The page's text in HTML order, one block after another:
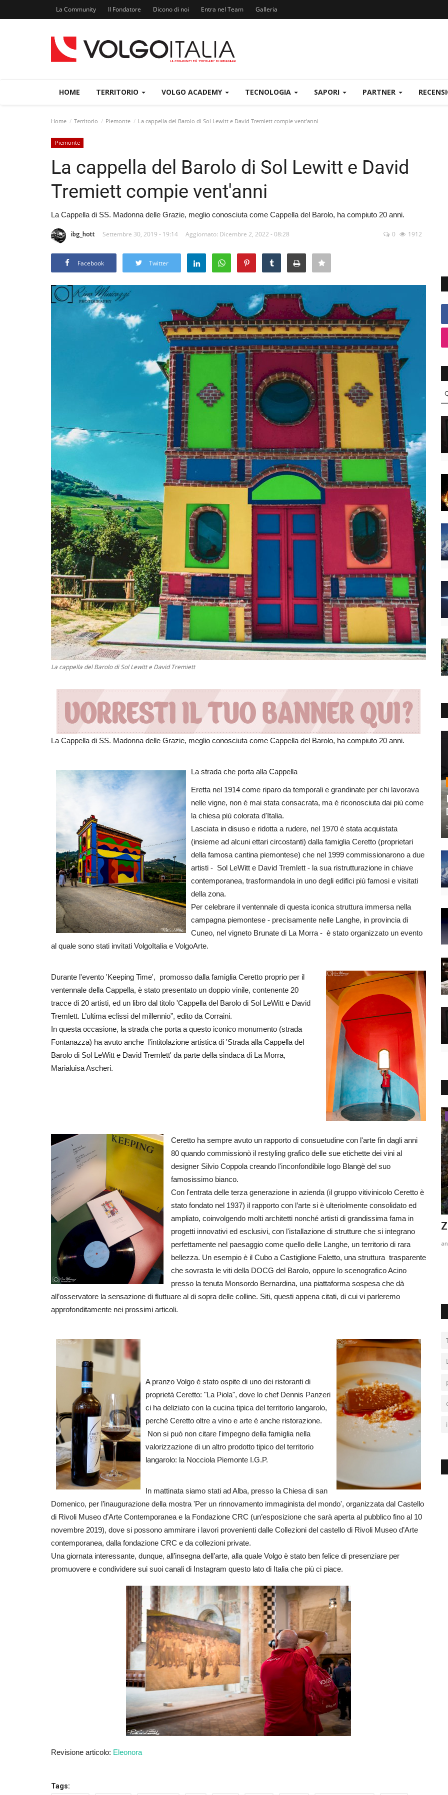
La Community Il Fondatore Dicono di noi Entra nel Team Galleria
HOME TERRITORIO VOLGO ACADEMY TECNOLOGIA SAPORI PARTNER
Home Territorio Piemonte La cappella del Barolo di Sol Lewitt e David Tremiett compie vent'anni
Piemonte
La cappella del Barolo di Sol Lewitt e David
Tremiett compie vent'anni
La Cappella di SS. Madonna delle Grazie, meglio conosciuta come Cappella del Barolo, ha compiuto 20 anni.
ibg_hott Settembre 30, 2019 - 19:14 Aggiornato: Dicembre 2, 2022 - 08:28 0 1912
Facebook Twitter
La cappella del Barolo di Sol Lewitt e David Tremiett
La Cappella di SS. Madonna delle Grazie, meglio conosciuta come Cappella del Barolo, ha compiuto 20 anni.
La strada che porta alla Cappella
Eretta nel 1914 come riparo da temporali e grandinate per chi lavorava
nelle vigne, non è mai stata consacrata, ma è riconosciuta dai più come
la chiesa più colorata d'Italia.
Lasciata in disuso e ridotta a rudere, nel 1970 è stata acquistata
(insieme ad alcuni ettari circostanti) dalla famiglia Ceretto (proprietari
della famosa cantina piemontese) che nel 1999 commissionarono a due
artisti - Sol LeWitt e David Tremlett - la sua ristrutturazione in chiave
contemporanea, trasformandola in uno degli edifici più famosi e visitati
della zona.
Per celebrare il ventennale di questa iconica struttura immersa nella
campagna piemontese - precisamente nelle Langhe, in provincia di
Cuneo, nel vigneto Brunate di La Morra - è stato organizzato un evento
al quale sono stati invitati VolgoItalia e VolgoArte.
Durante l'evento 'Keeping Time', promosso dalla famiglia Ceretto proprio per il
ventennale della Cappella, è stato presentato un doppio vinile, contenente 20
tracce di 20 artisti, ed un libro dal titolo 'Cappella del Barolo di Sol LeWitt e David
Tremlett. L’ultima eclissi del millennio”, edito da Corraini.
In questa occasione, la strada che porta a questo iconico monumento (strada
Fontanazza) ha avuto anche l'intitolazione artistica di 'Strada alla Cappella del
Barolo di Sol LeWitt e David Tremlett' da parte della sindaca di La Morra,
Marialuisa Ascheri.
Ceretto ha sempre avuto un rapporto di consuetudine con l'arte fin dagli anni
80 quando commissionò il restyling grafico delle sue etichette dei vini al
designer Silvio Coppola creando l'inconfondibile logo Blangè del suo
famosissimo bianco.
Con l'entrata delle terza generazione in azienda (il gruppo vitivinicolo Ceretto è
stato fondato nel 1937) il rapporto con l’arte si è ulteriolmente consolidato ed
ampliato, coinvolgendo molti architetti nonché artisti di grandissima fama in
progetti innovativi ed esclusivi, con l'istallazione di strutture che si integrano
perfettamente nel paesaggio come quello delle Langhe, un territorio di rara
bellezza. Un esempio è il Cubo a Castiglione Faletto, una struttura trasparente
che sovrasta le viti della DOCG del Barolo, oppure lo scenografico Acino
presso la tenuta Monsordo Bernardina, una piattaforma sospesa che dà
all’osservatore la sensazione di fluttuare al di sopra delle colline. Siti, questi appena citati, di cui vi parleremo
approfonditamente nei prossimi articoli.
A pranzo Volgo è stato ospite di uno dei ristoranti di
proprietà Ceretto: "La Piola", dove lo chef Dennis Panzeri
ci ha deliziato con la cucina tipica del territorio langarolo,
perché Ceretto oltre a vino e arte è anche ristorazione.
Non si può non citare l'impegno della famiglia nella
valorizzazione di un altro prodotto tipico del territorio
langarolo: la Nocciola Piemonte I.G.P.
In mattinata siamo stati ad Alba, presso la Chiesa di san
Domenico, per l’inaugurazione della mostra 'Per un rinnovamento immaginista del mondo', organizzata dal Castello
di Rivoli Museo d’Arte Contemporanea e la Fondazione CRC (un’esposizione che sarà aperta al pubblico fino al 10
novembre 2019), dove si possono ammirare i lavori provenienti dalle Collezioni del castello di Rivoli Museo d’Arte
contemporanea, dalla fondazione CRC e da collezioni private.
Una giornata interessante, dunque, all’insegna dell’arte, alla quale Volgo è stato ben felice di presenziare per
promuovere e condividere sui suoi canali di Instagram questo lato di Italia che più ci piace.
Revisione articolo: Eleonora
Tags:
PARTNERSHIP: GOLIA ITALIA
ibg_hott Gennaio 11, 2016 1026
Da oggi nasce una nuova collaborazione con @goliaitalia
L' alternativa a Spotify
ibg_hott Giugno 3, 2019 0 1568
L' alternativa pc gratis a Spotify